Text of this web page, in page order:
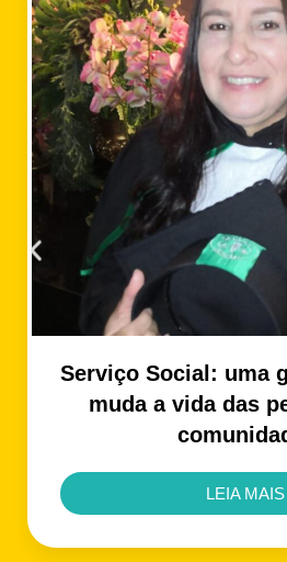
Serviço Social: uma
muda a vida das
LEIA MAIS